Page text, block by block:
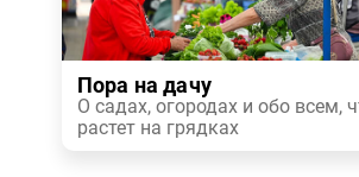
Пора на дачу
О садах, огородах и обо всем,
растет на грядках